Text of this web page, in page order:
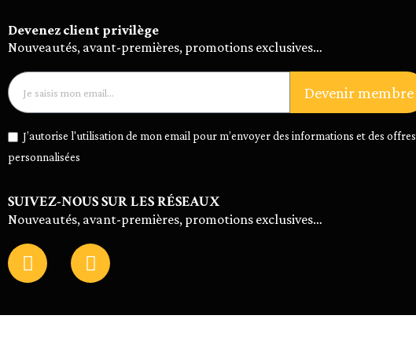
Devenez client privilège
Nouveautés, avant-premières, promotions exclusives…
Devenir membre
J’autorise l'utilisation de mon email pour m’envoyer des informations et des offres
personnalisées
SUIVEZ-NOUS SUR LES RÉSEAUX
Nouveautés, avant-premières, promotions exclusives…